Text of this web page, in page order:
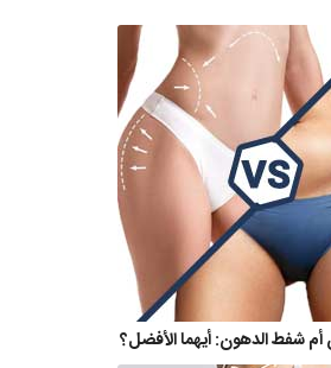
شفط الدهون: أيهما الأفضل؟